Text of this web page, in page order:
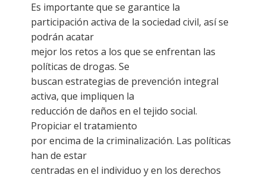
Es importante que se garantice la
participación activa de la sociedad civil, así se
podrán acatar
mejor los retos a los que se enfrentan las
políticas de drogas. Se
buscan estrategias de prevención integral
activa, que impliquen la
reducción de daños en el tejido social.
Propiciar el tratamiento
por encima de la criminalización. Las políticas
han de estar
centradas en el individuo y en los derechos